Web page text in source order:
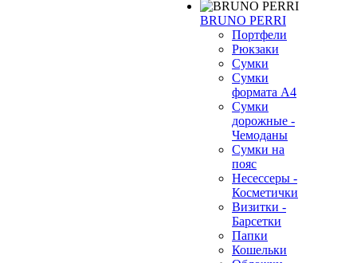
BRUNO PERRI
Портфели
Рюкзаки
Сумки
Сумки
формата А4
Сумки
дорожные -
Чемоданы
Сумки на
пояс
Несессеры -
Косметички
Визитки -
Барсетки
Папки
Кошельки